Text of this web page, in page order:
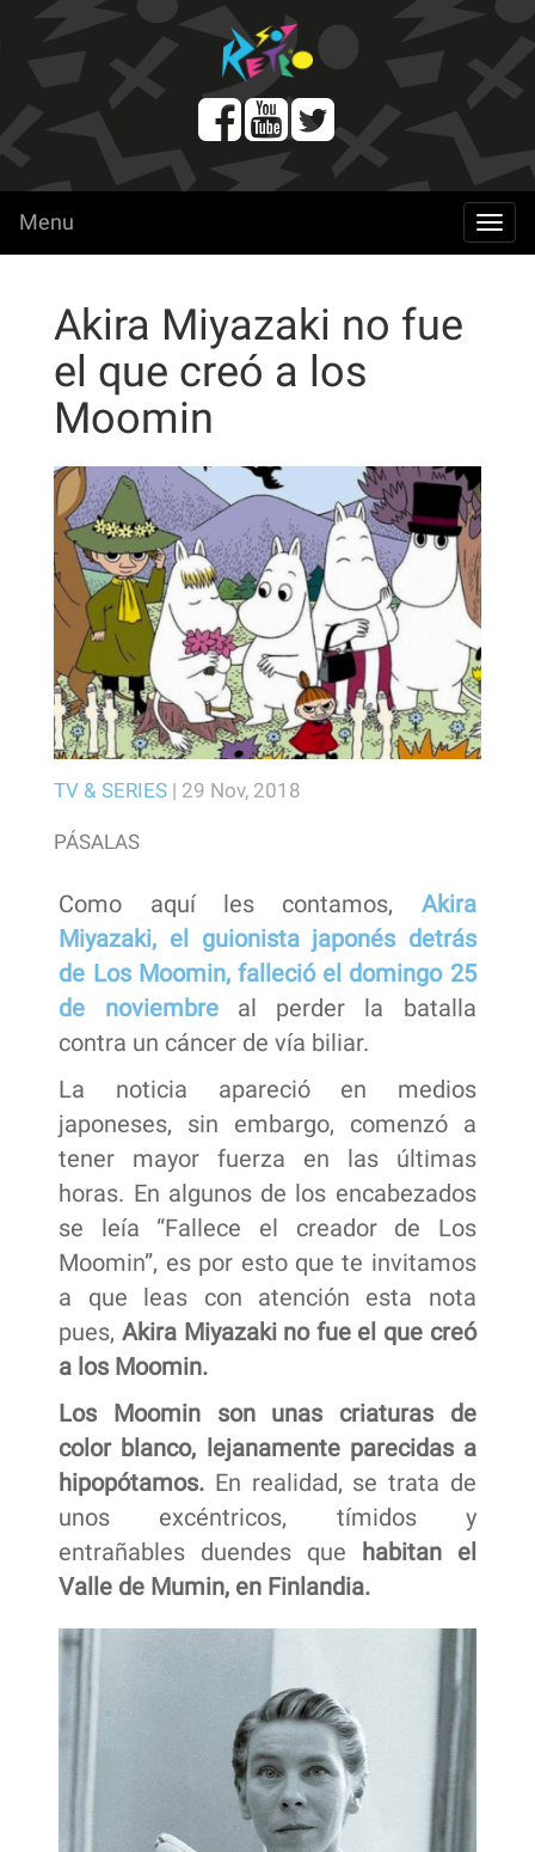
menu
Menu
Akira Miyazaki no fue
el que creó a los
Moomin
TV & SERIES | 29 Nov, 2018
PÁSALAS
Como aquí les contamos, Akira
Miyazaki, el guionista japonés detrás
de Los Moomin, falleció el domingo 25
de noviembreal perder la batalla
contra un cáncer de vía biliar.
La noticia apareció en medios
japoneses, sin embargo, comenzó a
tener mayor fuerza en las últimas
horas. En algunos de los encabezados
se leía “Fallece el creador de Los
Moomin”, es por esto que te invitamos
a que leas con atención esta nota
pues, Akira Miyazaki no fue el que creó
a los Moomin.
Los Moomin son unas criaturas de
color blanco, lejanamente parecidas a
hipopótamos. En realidad, se trata de
unos excéntricos, tímidos y
entrañables duendes que
habitan el
Valle de Mumin, en Finlandia.